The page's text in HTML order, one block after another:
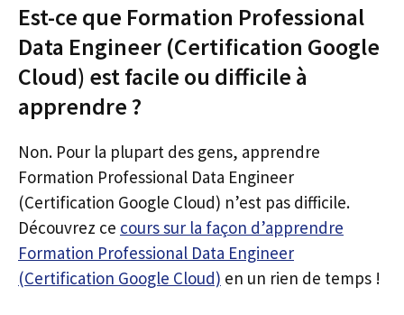
Est-ce que Formation Professional
Data Engineer (Certification Google
Cloud) est facile ou difficile à
apprendre ?
Non. Pour la plupart des gens, apprendre
Formation Professional Data Engineer
(Certification Google Cloud) n’est pas difficile.
Découvrez ce cours sur la façon d’apprendre
Formation Professional Data Engineer
(Certification Google Cloud) en un rien de temps !